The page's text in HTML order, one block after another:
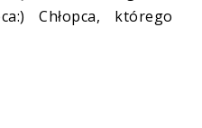
Chłopca, którego